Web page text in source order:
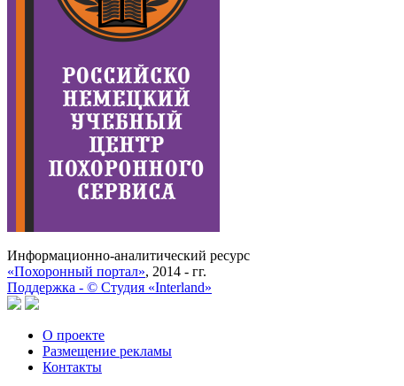
Информационно-аналитический ресурс
«Похоронный портал», 2014 - гг.
Поддержка - © Cтудия «Interland»
О проекте
Размещение рекламы
Контакты